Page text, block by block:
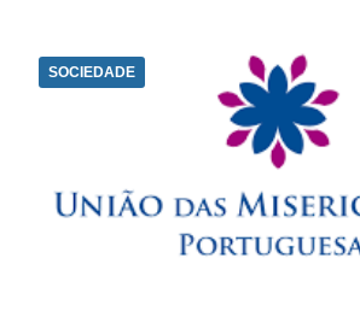
SOCIEDADE